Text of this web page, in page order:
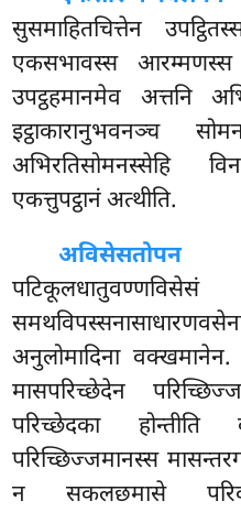
सुसमाहितचित्तेन
एकसभावस्स आरम्मणस्स
उपट्ठहमानमेव अत्तनि
इट्ठाकारानुभवनञ्च
अभिरतिसोमनस्सेहि
एकत्तुपट्ठानं अत्थीति.
अविसेसतोपन
अनुलोमादिना
मासपरिच्छेदेन
परिच्छेदका होन्तीति
परिच्छिज्जमानस्स
न सकलछमासे